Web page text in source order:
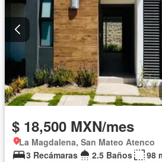
$ 18,500 MXN/mes
La Magdalena, San Mateo Atenco
3 Recámaras
2.5 Baños
98